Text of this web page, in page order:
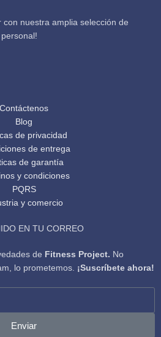
con nuestra amplia selección de
Contáctenos
Blog
de privacidad
de entrega
de garantía
y condiciones
PQRS
y comercio
EN TU CORREO
de Fitness Project. No
lo prometemos. ¡Suscríbete ahora!
Enviar